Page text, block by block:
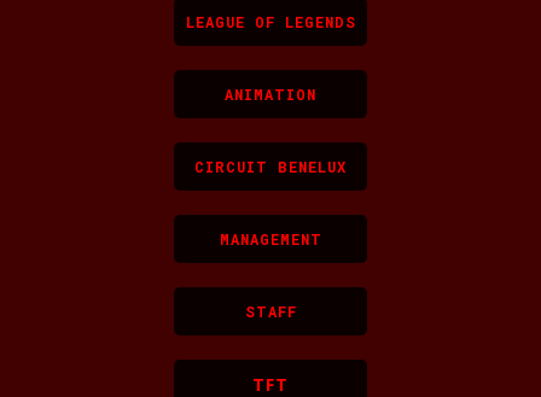
LEAGUE OF LEGENDS
ANIMATION
CIRCUIT BENELUX
MANAGEMENT
STAFF
TFT